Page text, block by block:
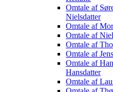
Omtale af
Nielsdatter
Omtale af
Omtale af
Omtale af
Omtale af
Omtale af
Hansdatter
Omtale af